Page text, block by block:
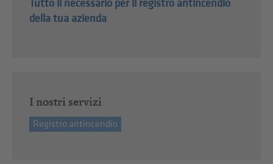
Tutto il necessario per il registro antincendio
della tua azienda
I nostri servizi
Registro antincendio